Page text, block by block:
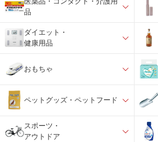
品
ダイエット・
健康用品
おもちゃ
ペットグッズ・ペットフード
スポーツ・
アウトドア